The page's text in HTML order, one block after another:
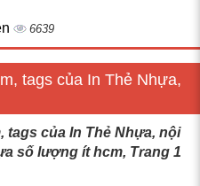
6639
tags của In Thẻ Nhựa,
của In Thẻ Nhựa, nội
số lượng ít hcm, Trang 1